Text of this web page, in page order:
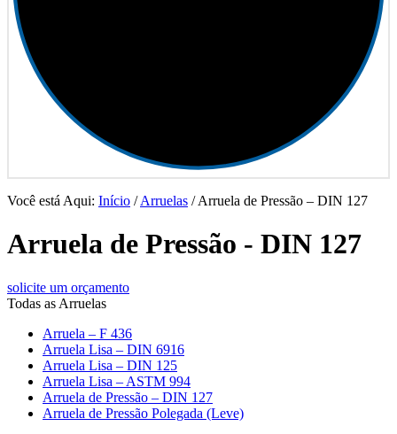
Você está Aqui: Início /Arruelas /Arruela de Pressão – DIN 127
Arruela de Pressão - DIN 127
solicite um orçamento
Todas as Arruelas
Arruela – F 436
Arruela Lisa – DIN 6916
Arruela Lisa – DIN 125
Arruela Lisa – ASTM 994
Arruela de Pressão – DIN 127
Arruela de Pressão Polegada (Leve)